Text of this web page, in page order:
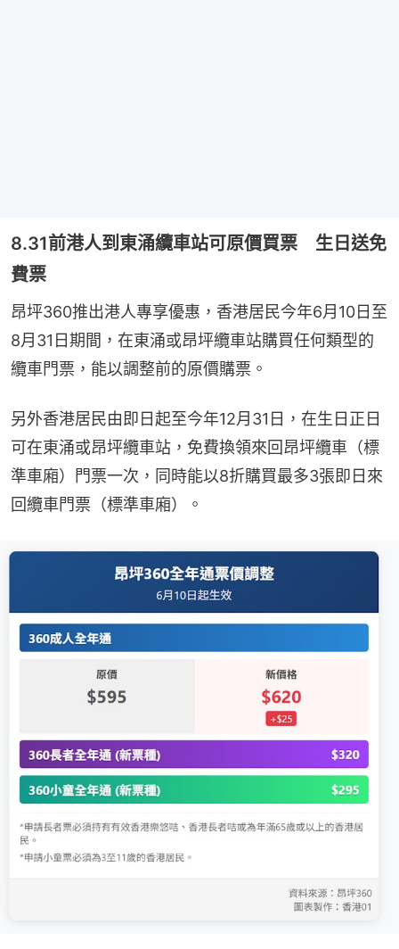
8.31前港人到東涌纜車站可原價買票 生日送免
費票
昂坪360推出港人專享優惠，香港居民今年6月10日至
8月31日期間，在東涌或昂坪纜車站購買任何類型的
纜車門票，能以調整前的原價購票。
另外香港居民由即日起至今年12月31日，在生日正日
可在東涌或昂坪纜車站，免費換領來回昂坪纜車（標
準車廂）門票一次，同時能以8折購買最多3張即日來
回纜車門票（標準車廂）。